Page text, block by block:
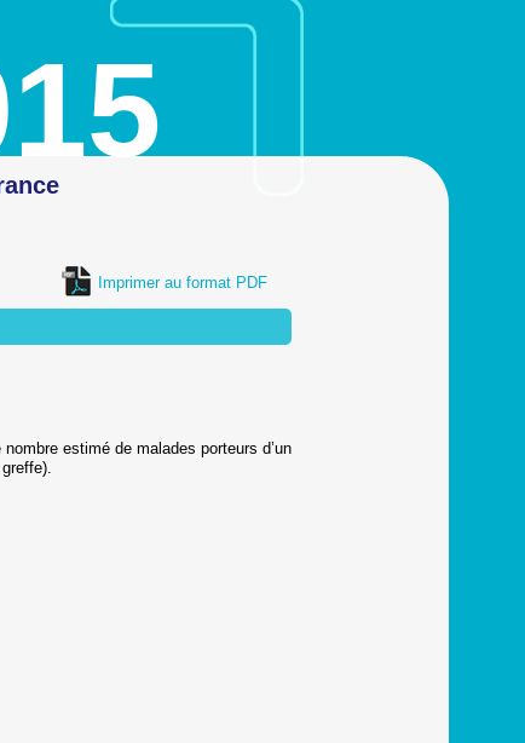
Imprimer au format PDF
estimé de malades porteurs d’un